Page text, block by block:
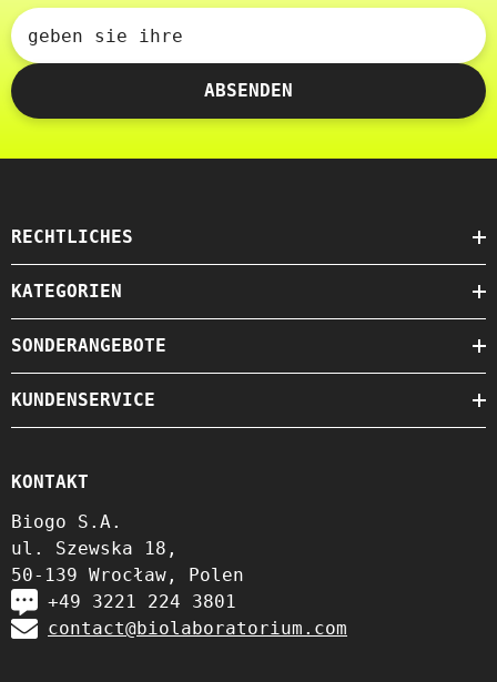
geben sie ihre
ABSENDEN
RECHTLICHES
KATEGORIEN
SONDERANGEBOTE
KUNDENSERVICE
KONTAKT
Biogo S.A.
ul. Szewska 18,
50-139 Wrocław, Polen
+49 3221 224 3801
contact@biolaboratorium.com